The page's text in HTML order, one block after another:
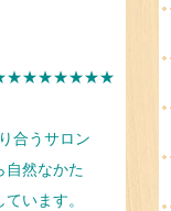
合うサロン
自然なかた
います。